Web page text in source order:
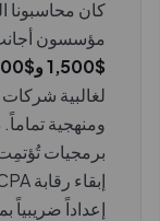
كان محاسبونا
مؤسسون
$1,500 و$2,000
برمجيات
إعداداً